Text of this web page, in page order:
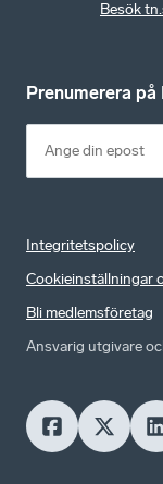
Besök
Prenumerera
Integritetspolicy
Cookieinställningar
Bli medlemsföretag
Ansvarig utgivare